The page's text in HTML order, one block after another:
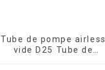
Tube de pompe airless
vide D25 Tube de